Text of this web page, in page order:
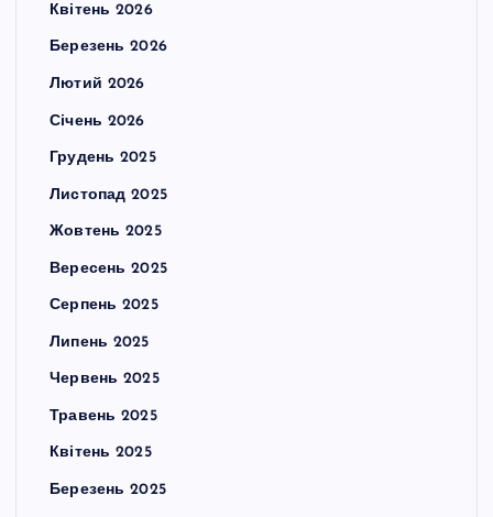
Квітень 2026
Березень 2026
Лютий 2026
Січень 2026
Грудень 2025
Листопад 2025
Жовтень 2025
Вересень 2025
Серпень 2025
Липень 2025
Червень 2025
Травень 2025
Квітень 2025
Березень 2025